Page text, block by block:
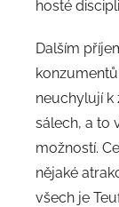
hosté
Dalším
neuchylují k
sálech, a to
možností.
nějaké
všech je